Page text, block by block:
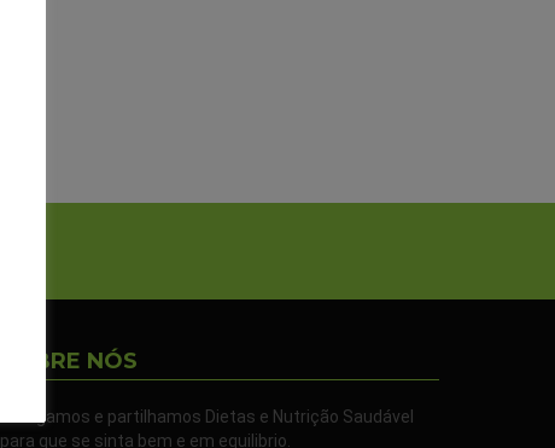
SOBRE NÓS
Divulgamos e partilhamos Dietas e Nutrição Saudável
para que se sinta bem e em equilibrio.